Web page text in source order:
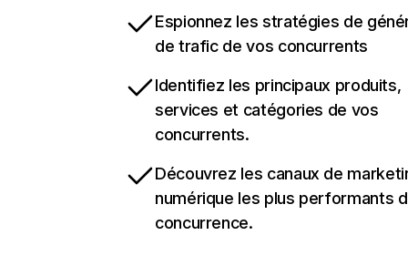
Espionnez les stratégies de
de trafic de vos concurrents
Identifiez les principaux produits,
services et catégories de vos
concurrents.
Découvrez les canaux de
numérique les plus performants
concurrence.